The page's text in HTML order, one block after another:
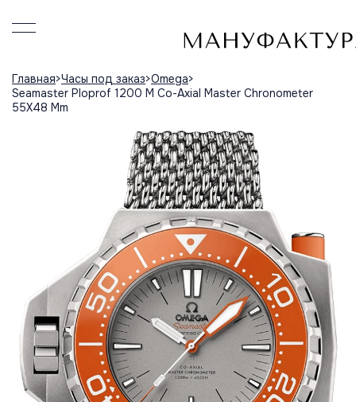
Главная Часы под заказ Omega
Seamaster Ploprof 1200 M Co-Axial Master Chronometer
55X48 Mm